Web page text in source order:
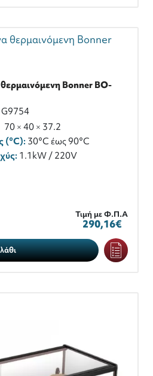
θερμαινόμενη Bonner BO-
G9754
70 × 40 × 37.2
(°C): 30°C έως 90°C
1.1kW / 220V
Τιμή με Φ.Π.Α
290,16€